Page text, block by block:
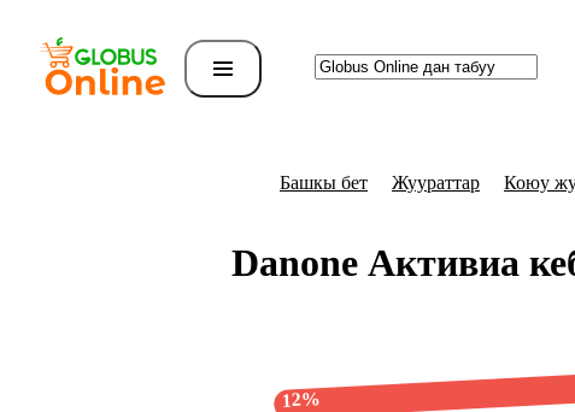
Башкы бет Жуураттар Коюу
Danone Активиа
12%